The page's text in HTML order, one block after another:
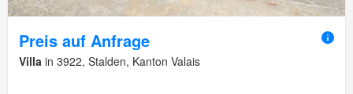
Preis auf Anfrage
Villa in 3922, Stalden, Kanton Valais